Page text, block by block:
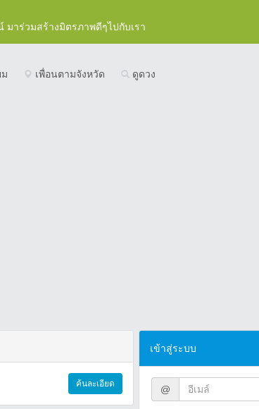
าร่วมสร้างมิตรภาพดีๆไปกับเรา
เพื่อนตามจังหวัด ดูดวง
ค้นละเอียด
เข้าสู่ระบบ
@